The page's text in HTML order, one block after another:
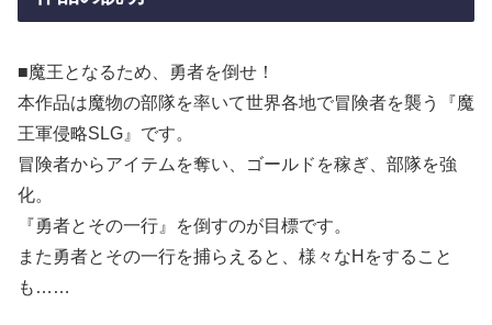
■魔王となるため、勇者を倒せ！
本作品は魔物の部隊を率いて世界各地で冒険者を襲う『魔
王軍侵略SLG』です。
冒険者からアイテムを奪い、ゴールドを稼ぎ、部隊を強
化。
『勇者とその一行』を倒すのが目標です。
また勇者とその一行を捕らえると、様々なHをすること
も……